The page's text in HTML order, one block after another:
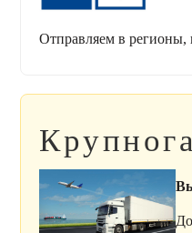
Отправляем в регионы,